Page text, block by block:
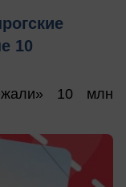
10
10 млн